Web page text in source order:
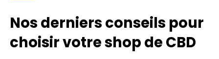
Nos derniers conseils pour
choisir votre shop de CBD